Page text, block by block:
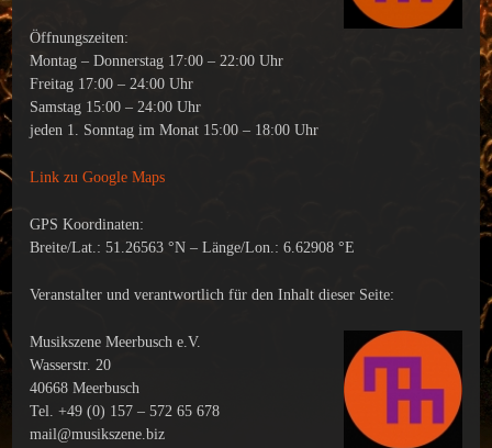
Öffnungszeiten:
Montag – Donnerstag 17:00 – 22:00 Uhr
Freitag 17:00 – 24:00 Uhr
Samstag 15:00 – 24:00 Uhr
jeden 1. Sonntag im Monat 15:00 – 18:00 Uhr
Link zu Google Maps
GPS Koordinaten:
Breite/Lat.: 51.26563 °N – Länge/Lon.: 6.62908 °E
Veranstalter und verantwortlich für den Inhalt dieser Seite:
Musikszene Meerbusch e.V.
Wasserstr. 20
40668 Meerbusch
Tel. +49 (0) 157 – 572 65 678
mail@musikszene.biz